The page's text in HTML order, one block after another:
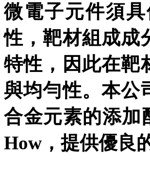
微電子元件須
性，靶材組成成
特性，因此在靶
與均勻性。本公
合金元素的添加
How，提供優良